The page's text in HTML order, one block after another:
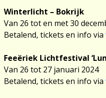
Winterlicht – Bokrijk
Van 26 tot en met 30
Betalend, tickets en info via
Feeëriek Lichtfestival
Van 26 tot 27 januari 2024
Betalend, tickets en info via